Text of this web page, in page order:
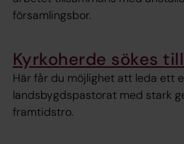
församlingsbor.
Kyrkoherde sökes
Här får du möjlighet att leda ett
landsbygdspastorat med stark
framtidstro.